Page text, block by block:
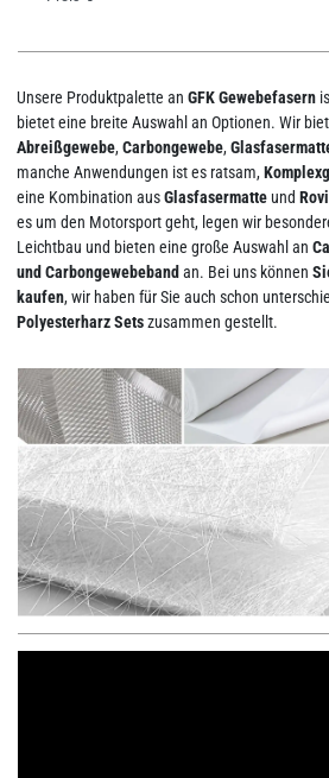
Unsere Produktpalette an GFK Gewebefasern
bietet eine breite Auswahl an Optionen. Wir
Abreißgewebe,Carbongewebe,
manche Anwendungen ist es ratsam,
eine Kombination ausGlasfasermatteund
es um den Motorsport geht, legen wir
Leichtbau und bieten eine große Auswahl an
und Carbongewebeband an. Bei uns können
kaufen, wir haben für Sie auch schon
Polyesterharz Setszusammen gestellt.